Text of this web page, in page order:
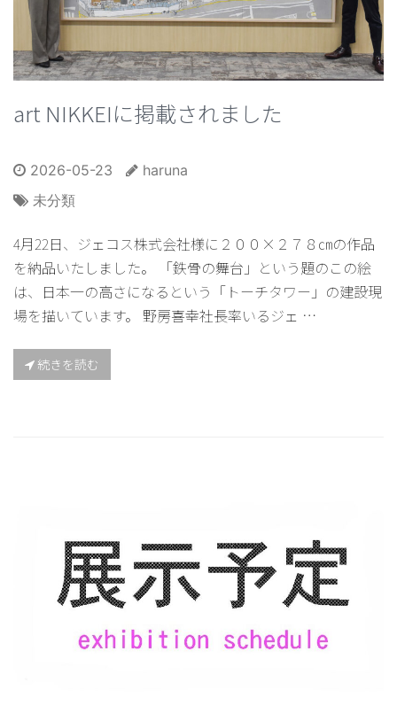
art NIKKEIに掲載されました
2026-05-23
haruna
未分類
4月22日、ジェコス株式会社様に２００×２７８㎝の作品
を納品いたしました。 「鉄骨の舞台」という題のこの絵
は、日本一の高さになるという「トーチタワー」の建設現
場を描いています。 野房喜幸社長率いるジェ …
続きを読む